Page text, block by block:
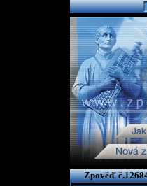
Zpověď